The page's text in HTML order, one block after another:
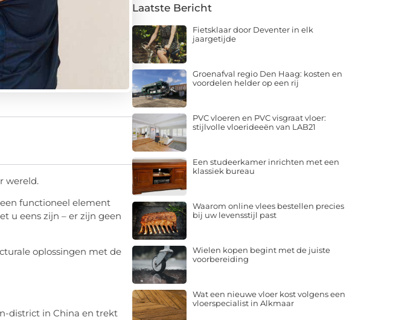
wereld.
functioneel element
u eens zijn – er zijn geen
oplossingen met de
district in China en trekt
Laatste Bericht
Fietsklaar door Deventer in elk
jaargetijde
Groenafval regio Den Haag: kosten en
voordelen helder op een rij
PVC vloeren en PVC visgraat vloer:
stijlvolle vloerideeën van LAB21
Een studeerkamer inrichten met een
klassiek bureau
Waarom online vlees bestellen precies
bij uw levensstijl past
Wielen kopen begint met de juiste
voorbereiding
Wat een nieuwe vloer kost volgens een
vloerspecialist in Alkmaar